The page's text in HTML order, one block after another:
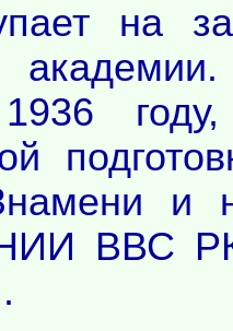
на
и
ВВС